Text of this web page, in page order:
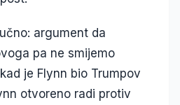
argument da
pa ne smijemo
je Flynn bio Trumpov
otvoreno radi protiv